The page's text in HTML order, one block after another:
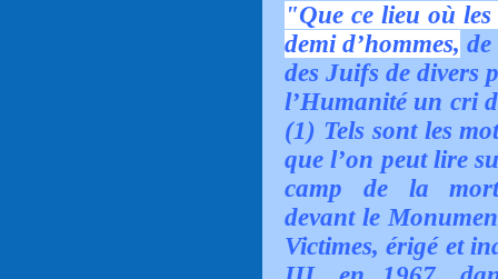
"Que ce lieu où
demi d’hommes, de
des Juifs de divers
l’Humanité un cri
(1) Tels sont les
que l’on peut lire
camp de la mort
devant le
Victimes, érigé et